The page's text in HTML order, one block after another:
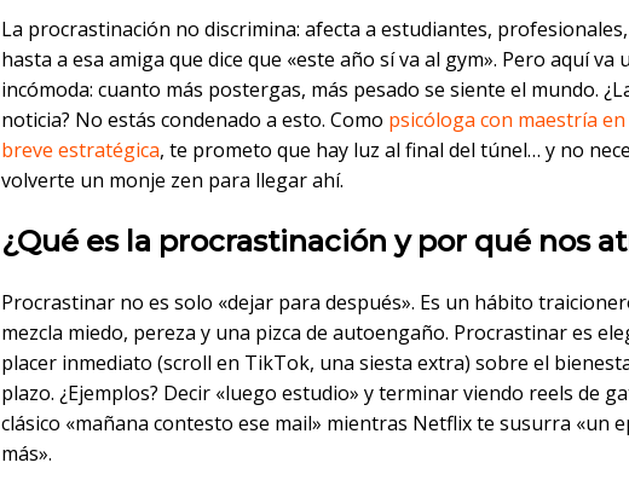
La procrastinación no discrimina: afecta a estudiantes,
hasta a esa amiga que dice que «este año sí va al gym». Pero aquí va
incómoda: cuanto más postergas, más pesado se siente el mundo.
noticia? No estás condenado a esto. Como psicóloga con maestría
breve estratégica, te prometo que hay luz al final del túnel… y no
volverte un monje zen para llegar ahí.
¿Qué es la procrastinación y por qué nos
Procrastinar no es solo «dejar para después». Es un hábito
mezcla miedo, pereza y una pizca de autoengaño. Procrastinar es
placer inmediato (scroll en TikTok, una siesta extra) sobre el
plazo. ¿Ejemplos? Decir «luego estudio» y terminar viendo reels de
clásico «mañana contesto ese mail» mientras Netflix te susurra «un
más».